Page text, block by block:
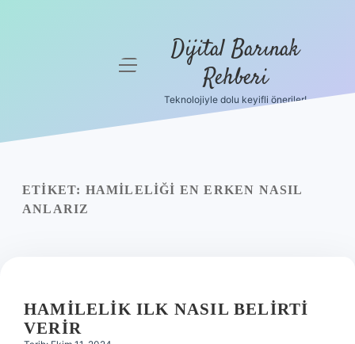
Yasal Uyarı
menüyü
Dijital Barınak
Rehberi
Teknolojiyle dolu keyifli öneriler!
ETIKET: HAMILELIĞI EN ERKEN NASIL
ANLARIZ
HAMILELIK ILK NASIL BELIRTI
VERIR